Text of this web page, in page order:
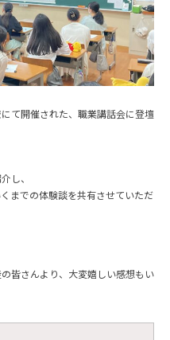
て開催された、職業講話会に登壇
し、
までの体験談を共有させていただ
皆さんより、大変嬉しい感想もい